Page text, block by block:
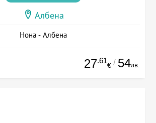
Албена
Нона - Албена
27.61
€ / 54лв.